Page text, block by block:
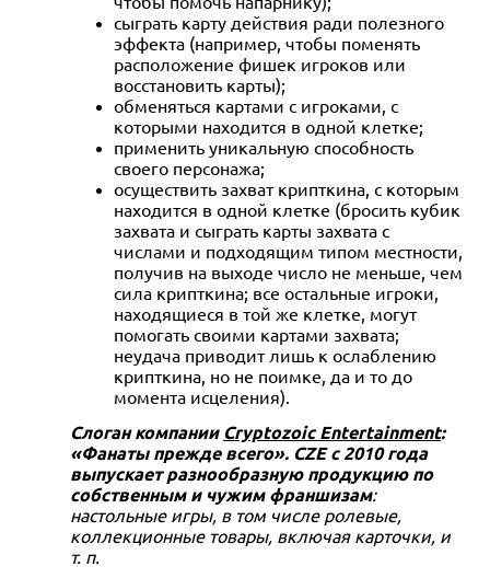
сыграть карту действия ради полезного
эффекта (например, чтобы поменять
расположение фишек игроков или
восстановить карты);
обменяться картами с игроками, с
которыми находится в одной клетке;
применить уникальную способность
своего персонажа;
осуществить захват крипткина, с которым
находится в одной клетке (бросить кубик
захвата и сыграть карты захвата с
числами и подходящим типом местности,
получив на выходе число не меньше, чем
сила крипткина; все остальные игроки,
находящиеся в той же клетке, могут
помогать своими картами захвата;
неудача приводит лишь к ослаблению
крипткина, но не поимке, да и то до
момента исцеления).
Слоган компании Cryptozoic Entertainment:
«Фанаты прежде всего». CZE с 2010 года
выпускает разнообразную продукцию по
собственным и чужим франшизам:
настольные игры, в том числе ролевые,
коллекционные товары, включая карточки, и
т. п.